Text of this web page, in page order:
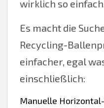
wirklich so
Es macht die
Recycling-
einfacher, egal
einschließlich:
Manuelle